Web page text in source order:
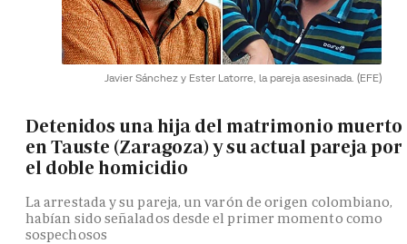
Javier Sánchez y Ester Latorre, la pareja asesinada. (EFE)
Detenidos una hija del matrimonio muerto
en Tauste (Zaragoza) y su actual pareja por
el doble homicidio
La arrestada y su pareja, un varón de origen colombiano,
habían sido señalados desde el primer momento como
sospechosos